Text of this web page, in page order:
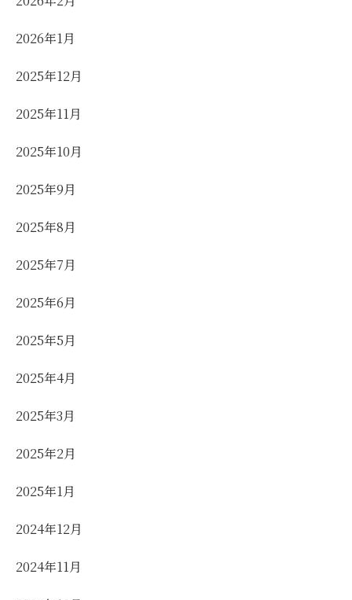
2026年1月
2025年12月
2025年11月
2025年10月
2025年9月
2025年8月
2025年7月
2025年6月
2025年5月
2025年4月
2025年3月
2025年2月
2025年1月
2024年12月
2024年11月